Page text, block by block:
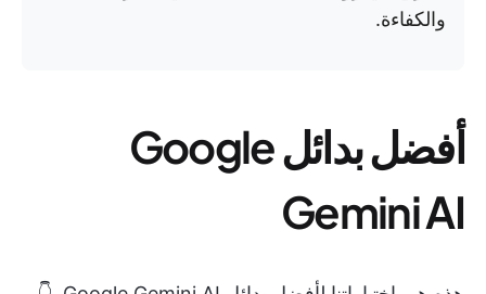
والكفاءة.
أفضل بدائل Google
Gemini AI